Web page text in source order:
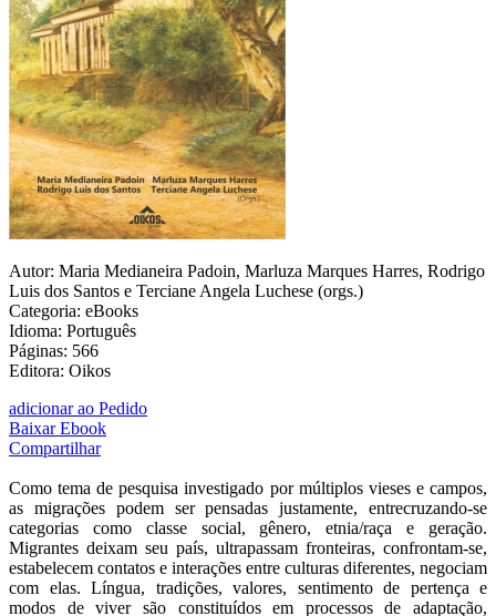
Autor: Maria Medianeira Padoin, Marluza Marques Harres, Rodrigo
Luis dos Santos e Terciane Angela Luchese (orgs.)
Categoria: eBooks
Idioma: Português
Páginas: 566
Editora: Oikos
adicionar ao Pedido
Baixar Ebook
Compartilhar
Como tema de pesquisa investigado por múltiplos vieses e campos,
as migrações podem ser pensadas justamente, entrecruzando-se
categorias como classe social, gênero, etnia/raça e geração.
Migrantes deixam seu país, ultrapassam fronteiras, confrontam-se,
estabelecem contatos e interações entre culturas diferentes, negociam
com elas. Língua, tradições, valores, sentimento de pertença e
modos de viver são constituídos em processos de adaptação,